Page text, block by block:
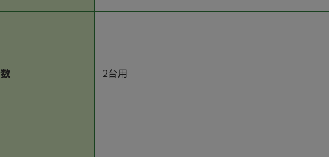
2台用